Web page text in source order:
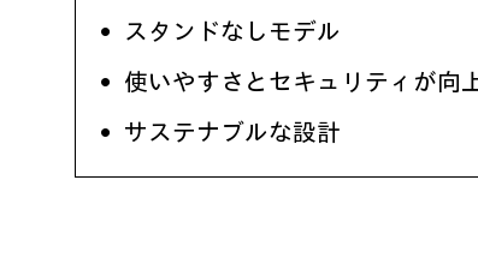
スタンドなしモデル
使いやすさとセキュリティが向
サステナブルな設計